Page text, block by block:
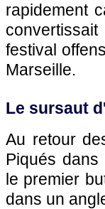
rapidement
festival
Marseille.
Le sursaut
Au retour
Piqués
le premier
dans un